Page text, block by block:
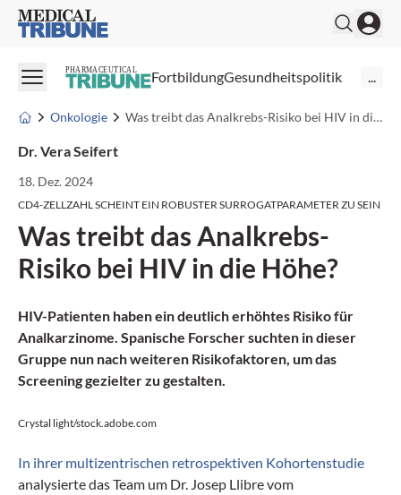
Medical Tribune
PHARMACEUTICAL FortbildungGesundheitspolitik ...
Onkologie Was treibt das Analkrebs-Risiko bei HIV in die Höhe?
Dr. Vera Seifert
18. Dez. 2024
CD4-ZELLZAHL SCHEINT EIN ROBUSTER SURROGATPARAMETER ZU SEIN
Was treibt das Analkrebs-
Risiko bei HIV in die Höhe?
HIV-Patienten haben ein deutlich erhöhtes Risiko für
Analkarzinome. Spanische Forscher suchten in dieser
Gruppe nun nach weiteren Risikofaktoren, um das
Screening gezielter zu gestalten.
Crystal light/stock.adobe.com
In ihrer multizentrischen retrospektiven Kohortenstudie
analysierte das Team um Dr. Josep Llibre vom